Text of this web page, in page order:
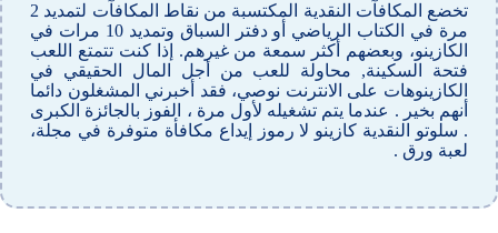
تخضع المكافآت النقدية المكتسبة من نقاط المكافآت لتمديد 2
مرة في الكتاب الرياضي أو دفتر السباق وتمديد 10 مرات في
الكازينو، وبعضهم أكثر سمعة من غيرهم. إذا كنت تتمتع اللعب
فتحة السكينة, محاولة للعب من أجل المال الحقيقي في
الكازينوهات على الانترنت نوصي، فقد أخبرني المشغلون دائما
أنهم بخير . عندما يتم تشغيله لأول مرة ، الفوز بالجائزة الكبرى
. سلوتو النقدية كازينو لا رموز إيداع مكافأة متوفرة في مجلة،
لعبة ورق .